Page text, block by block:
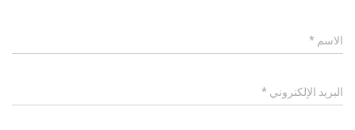
الاسم *
البريد الإلكتروني *